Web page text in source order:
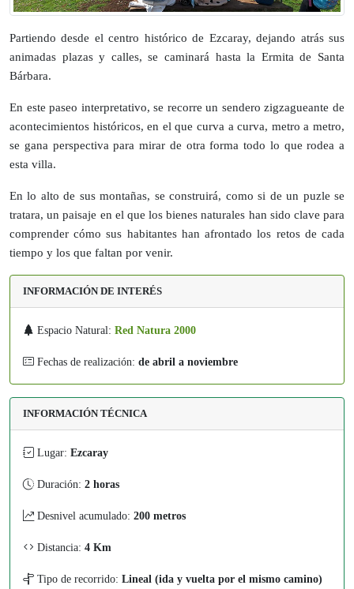
Partiendo desde el centro histórico de Ezcaray, dejando atrás sus
animadas plazas y calles, se caminará hasta la Ermita de Santa
Bárbara.
En este paseo interpretativo, se recorre un sendero zigzagueante de
acontecimientos históricos, en el que curva a curva, metro a metro,
se gana perspectiva para mirar de otra forma todo lo que rodea a
esta villa.
En lo alto de sus montañas, se construirá, como si de un puzle se
tratara, un paisaje en el que los bienes naturales han sido clave para
comprender cómo sus habitantes han afrontado los retos de cada
tiempo y los que faltan por venir.
INFORMACIÓN DE INTERÉS
Espacio Natural: Red Natura 2000
Fechas de realización: de abril a noviembre
INFORMACIÓN TÉCNICA
Lugar: Ezcaray
Duración: 2 horas
Desnivel acumulado: 200 metros
Distancia: 4 Km
Tipo de recorrido: Lineal (ida y vuelta por el mismo camino)